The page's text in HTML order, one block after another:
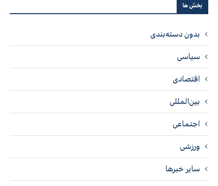
بخش ها
بدون دسته‌بندی
سیاسی
اقتصادی
بین‌المللی
اجتماعی
ورزشی
سایر خبرها